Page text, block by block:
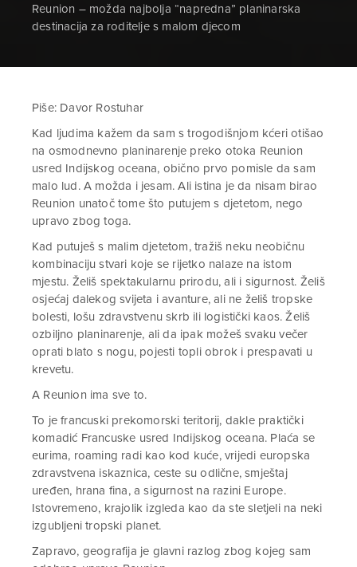
Reunion – možda najbolja “napredna” planinarska
destinacija za roditelje s malom djecom
Piše: Davor Rostuhar
Kad ljudima kažem da sam s trogodišnjom kćeri otišao
na osmodnevno planinarenje preko otoka Reunion
usred Indijskog oceana, obično prvo pomisle da sam
malo lud. A možda i jesam. Ali istina je da nisam birao
Reunion unatoč tome što putujem s djetetom, nego
upravo zbog toga.
Kad putuješ s malim djetetom, tražiš neku neobičnu
kombinaciju stvari koje se rijetko nalaze na istom
mjestu. Želiš spektakularnu prirodu, ali i sigurnost. Želiš
osjećaj dalekog svijeta i avanture, ali ne želiš tropske
bolesti, lošu zdravstvenu skrb ili logistički kaos. Želiš
ozbiljno planinarenje, ali da ipak možeš svaku večer
oprati blato s nogu, pojesti topli obrok i prespavati u
krevetu.
A Reunion ima sve to.
To je francuski prekomorski teritorij, dakle praktički
komadić Francuske usred Indijskog oceana. Plaća se
eurima, roaming radi kao kod kuće, vrijedi europska
zdravstvena iskaznica, ceste su odlične, smještaj
uređen, hrana fina, a sigurnost na razini Europe.
Istovremeno, krajolik izgleda kao da ste sletjeli na neki
izgubljeni tropski planet.
Zapravo, geografija je glavni razlog zbog kojeg sam